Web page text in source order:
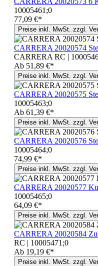
10005461;0
77,09 €*
Preise inkl. MwSt. zzgl.
CARRERA 20020574
CARRERA RC |
Ab 51,89 €*
Preise inkl. MwSt. zzgl.
CARRERA 20020575
10005463;0
Ab 61,39 €*
Preise inkl. MwSt. zzgl.
CARRERA 20020576
10005464;0
74,99 €*
Preise inkl. MwSt. zzgl.
CARRERA 20020577
10005465;0
64,09 €*
Preise inkl. MwSt. zzgl.
CARRERA 20020584
RC | 10005471;0
Ab 19,19 €*
Preise inkl. MwSt. zzgl.